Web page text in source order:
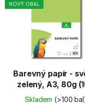
NOVÝ OBAL
Barevný papír -
zelený, A3, 80g
listů)
Skladem (>100